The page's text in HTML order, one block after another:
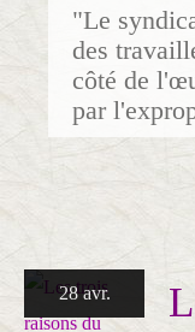
"Le
des
côté de
par
28 avr.